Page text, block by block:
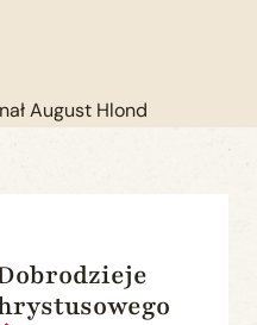
August Hlond